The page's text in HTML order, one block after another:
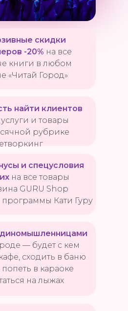
скидки
-20% на все
книги в любом
«Читай Город»
и спецусловия
на все товары
GURU Shop
Кати Гуру
найти клиентов
и товары
рубрике
— будет с кем
сходить в баню
попеть в караоке
на лыжах